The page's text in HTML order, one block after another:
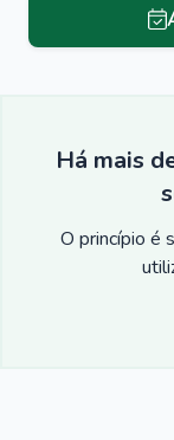
Há mais
O princípio é